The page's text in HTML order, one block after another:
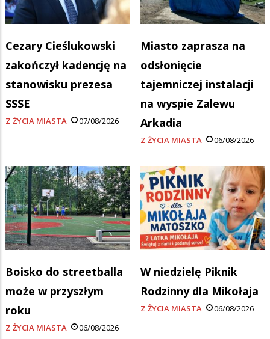
Cezary Cieślukowski
zakończył kadencję na
stanowisku prezesa
SSSE
Z ŻYCIA MIASTA 07/08/2026
Miasto zaprasza na
odsłonięcie
tajemniczej instalacji
na wyspie Zalewu
Arkadia
Z ŻYCIA MIASTA 06/08/2026
Boisko do streetballa
może w przyszłym
roku
Z ŻYCIA MIASTA 06/08/2026
W niedzielę Piknik
Rodzinny dla Mikołaja
Z ŻYCIA MIASTA 06/08/2026